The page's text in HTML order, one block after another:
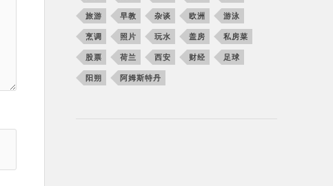
旅游 早教 杂谈 欧洲 游泳
烹调 照片 玩水 盖房 私房菜
股票 荷兰 西安 财经 足球
阳朔 阿姆斯特丹